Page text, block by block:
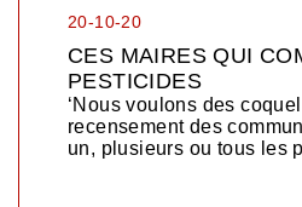
20-10-20
CES MAIRES QUI
PESTICIDES
‘Nous voulons des
recensement des
un, plusieurs ou tous les